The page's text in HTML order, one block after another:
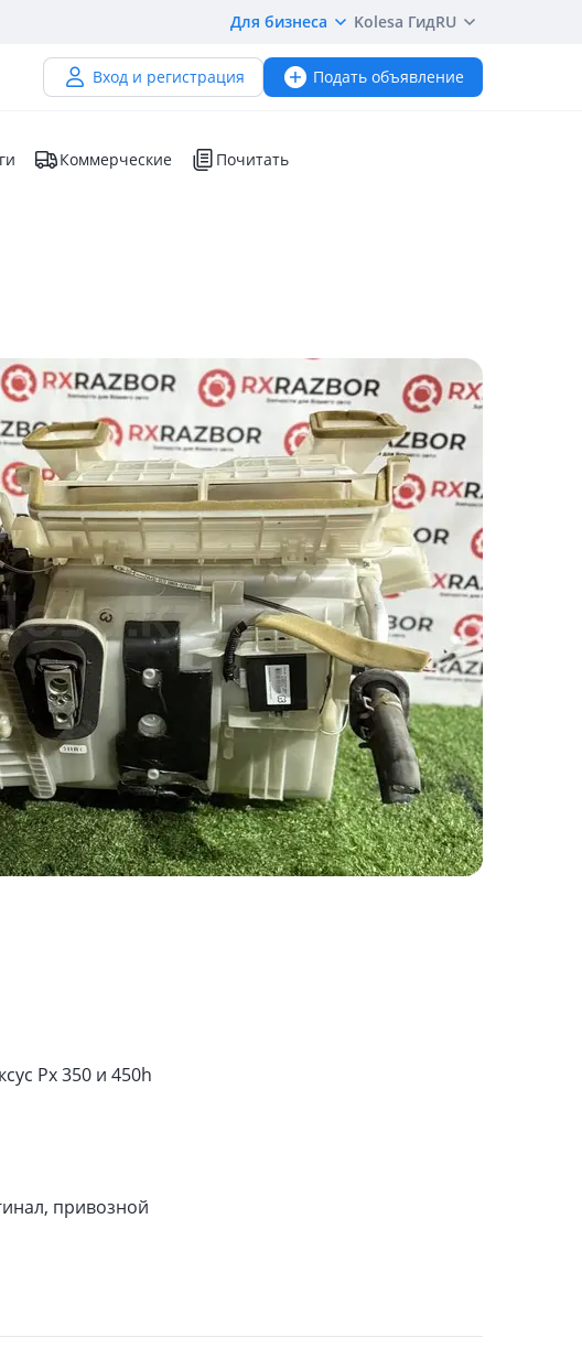
Для бизнеса Kolesa ГидRU
Вход и регистрация Подать объявление
Коммерческие Почитать
Рх 350 и 450h
привозной